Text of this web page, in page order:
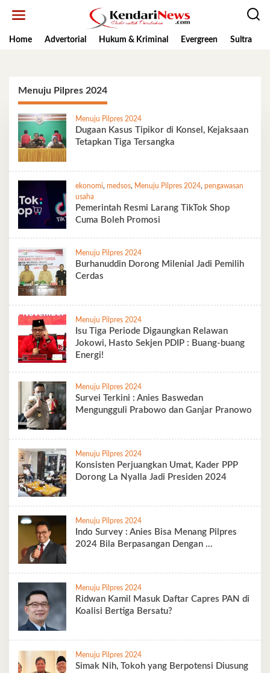
Home
Advertorial Hukum & Kriminal Evergreen Sultra
Menuju Pilpres 2024
Menuju Pilpres 2024
Dugaan Kasus Tipikor di Konsel, Kejaksaan
Tetapkan Tiga Tersangka
ekonomi, medsos, Menuju Pilpres 2024, pengawasan
usaha
Pemerintah Resmi Larang TikTok Shop
Cuma Boleh Promosi
Menuju Pilpres 2024
Burhanuddin Dorong Milenial Jadi Pemilih
Cerdas
Menuju Pilpres 2024
Isu Tiga Periode Digaungkan Relawan
Jokowi, Hasto Sekjen PDIP : Buang-buang
Energi!
Menuju Pilpres 2024
Survei Terkini : Anies Baswedan
Mengungguli Prabowo dan Ganjar Pranowo
Menuju Pilpres 2024
Konsisten Perjuangkan Umat, Kader PPP
Dorong La Nyalla Jadi Presiden 2024
Menuju Pilpres 2024
Indo Survey : Anies Bisa Menang Pilpres
2024 Bila Berpasangan Dengan …
Menuju Pilpres 2024
Ridwan Kamil Masuk Daftar Capres PAN di
Koalisi Bertiga Bersatu?
Menuju Pilpres 2024
Simak Nih, Tokoh yang Berpotensi Diusung